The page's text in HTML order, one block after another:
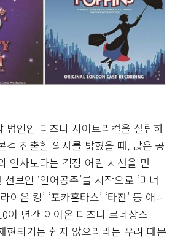
법인인 디즈니 시어트리컬을 설립하
격 진출할 의사를 밝혔을 때, 많은 공
인사보다는 걱정 어린 시선을 먼
보인 ‘인어공주’를 시작으로 ‘미녀
이온 킹’ ‘포카혼타스’ ‘타잔’ 등 애니
여 년간 이어온 디즈니 르네상스
현되기는 쉽지 않으리라는 우려 때문